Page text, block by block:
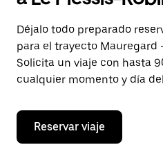
fecha.
Pulsa
el
botón
de
escape
cerrar
calendario.
Déjalo todo preparado
para el trayecto Mauregard
Solicita un viaje con hasta
cualquier momento y día
Reservar viaje